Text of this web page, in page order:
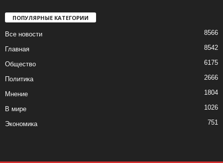
ПОПУЛЯРНЫЕ КАТЕГОРИИ
Все новости 8566
Главная 8542
Общество 6175
Политика 2666
Мнение 1804
В мире 1026
Экономика 751